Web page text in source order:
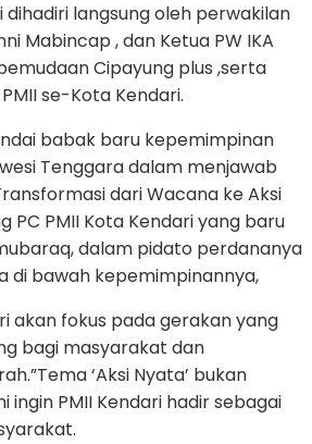
langsung oleh perwakilan
Mabincap , dan Ketua PW IKA
Cipayung plus ,serta
se-Kota Kendari.
babak baru kepemimpinan
Tenggara dalam menjawab
dari Wacana ke Aksi
PC PMII Kota Kendari yang baru
dalam pidato perdananya
di bawah kepemimpinannya,
akan fokus pada gerakan yang
bagi masyarakat dan
‘Aksi Nyata’ bukan
ingin PMII Kendari hadir sebagai